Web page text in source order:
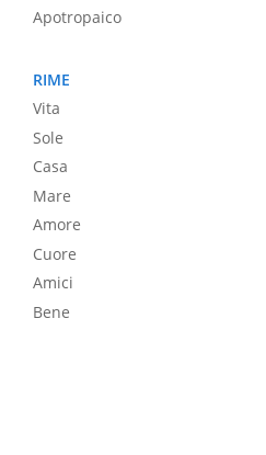
Apotropaico
RIME
Vita
Sole
Casa
Mare
Amore
Cuore
Amici
Bene